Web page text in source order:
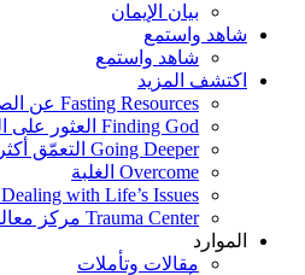
بيان الإيمان
شاهد واستمع
شاهد واستمع
اكتشف المزيد
Fasting Resources عن الصوم
Finding God العثور على الله
Going Deeper التعمّق أكثر
Overcome الغلبة
Dealing with Life’s Issues التعامل مع قضايا الحياة
Trauma Center مركز معالجة الصدمات
الموارد
مقالات وتأملات